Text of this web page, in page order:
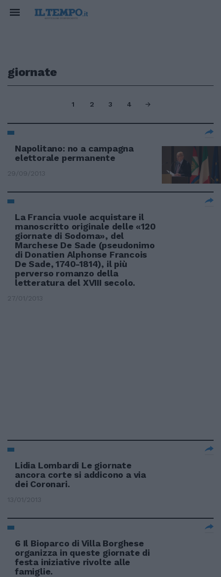
giornate
1 2 3 4
Napolitano: no a campagna
elettorale permanente
29/09/2013
La Francia vuole acquistare il
manoscritto originale delle «120
giornate di Sodoma», del
Marchese De Sade (pseudonimo
di Donatien Alphonse Francois
De Sade, 1740-1814), il più
perverso romanzo della
letteratura del XVIII secolo.
27/01/2013
Lidia Lombardi Le giornate
ancora corte si addicono a via
dei Coronari.
13/01/2013
6 Il Bioparco di Villa Borghese
organizza in queste giornate di
festa iniziative rivolte alle
famiglie.